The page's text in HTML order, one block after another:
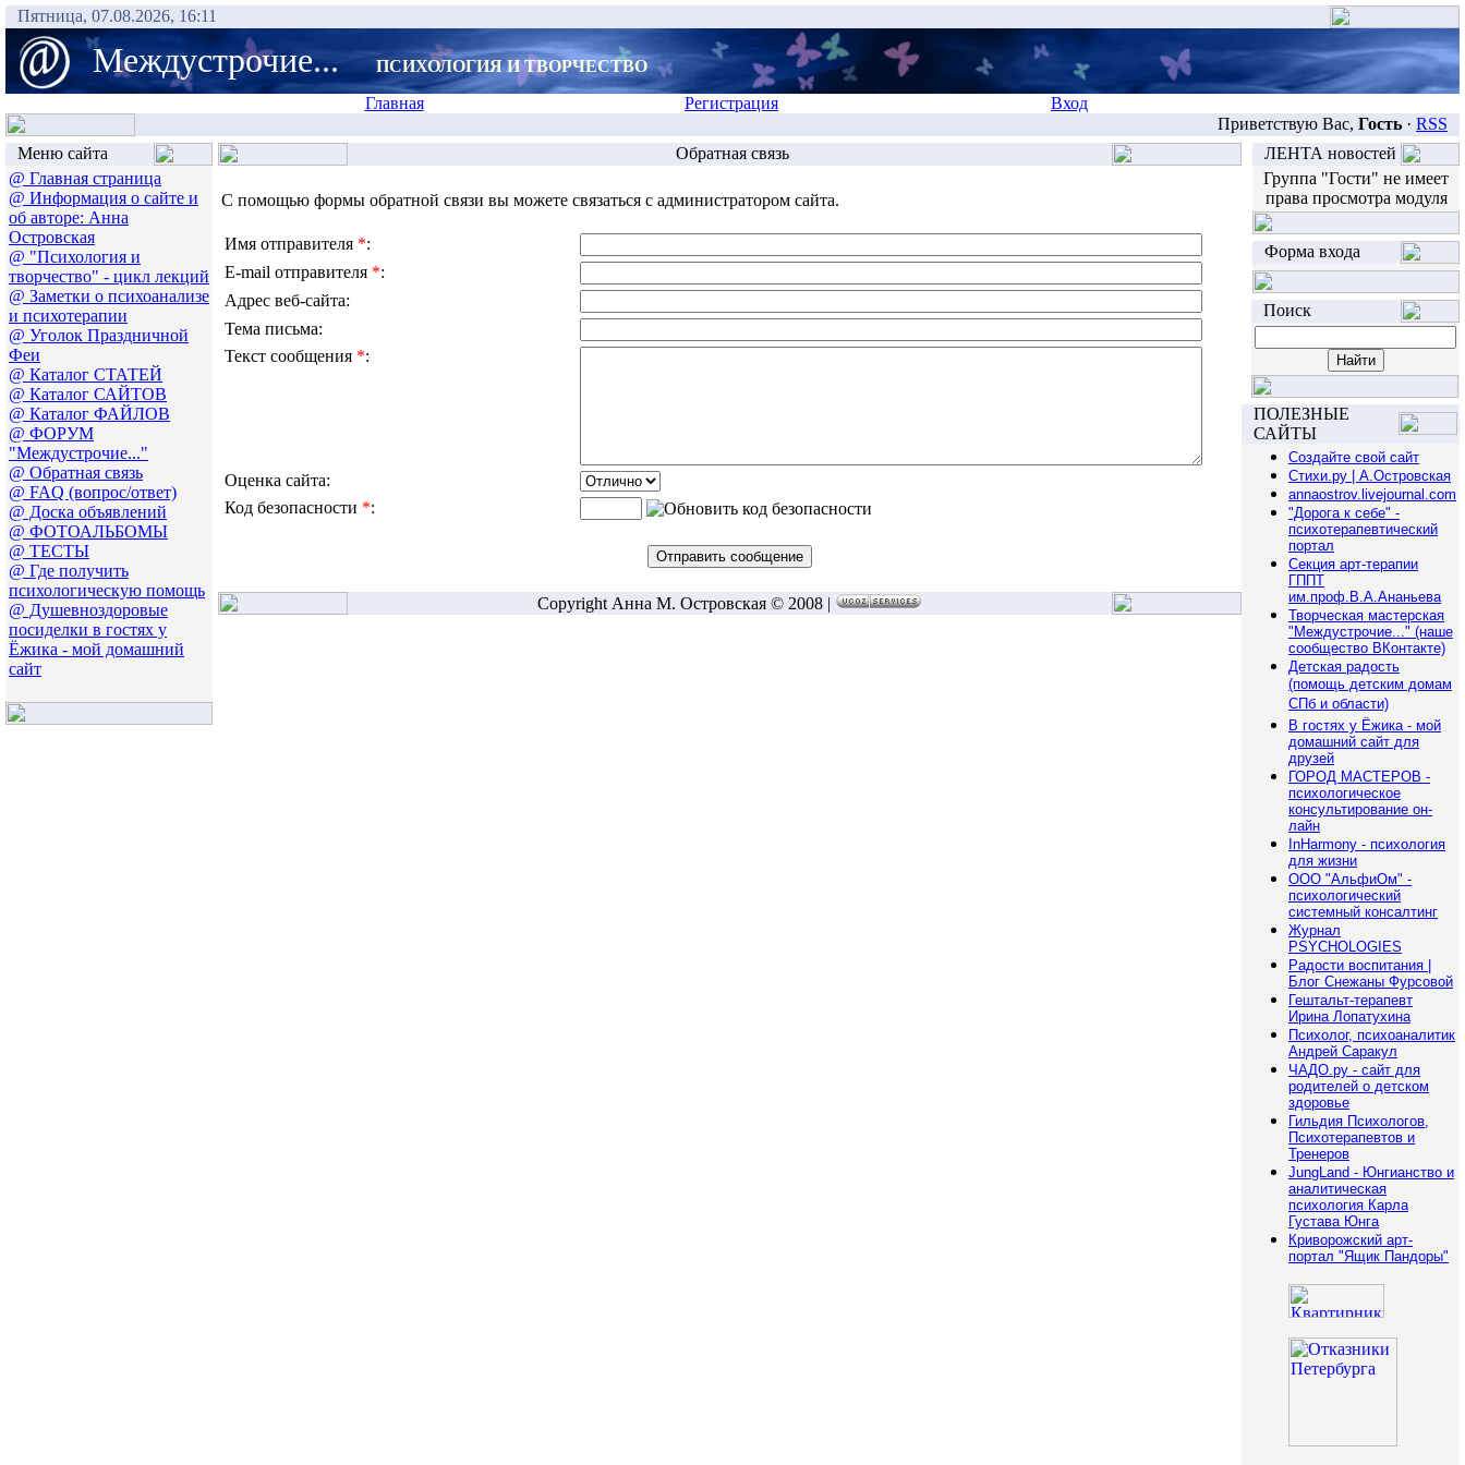
Пятница, 07.08.2026, 16:11
Междустрочие...
ПСИХОЛОГИЯ И ТВОРЧЕСТВО
Главная
Регистрация
Вход
Приветствую Вас, Гость · RSS
Меню сайта
@ Главная страница
@ Информация о сайте и
об авторе: Анна
Островская
@ "Психология и
творчество" - цикл лекций
@ Заметки о психоанализе
и психотерапии
@ Уголок Праздничной
Феи
@ Каталог СТАТЕЙ
@ Каталог САЙТОВ
@ Каталог ФАЙЛОВ
@ ФОРУМ
"Междустрочие..."
@ Обратная связь
@ FAQ (вопрос/ответ)
@ Доска объявлений
@ ФОТОАЛЬБОМЫ
@ ТЕСТЫ
@ Где получить
психологическую помощь
@ Душевноздоровые
посиделки в гостях у
Ёжика - мой домашний
сайт
Обратная связь
С помощью формы обратной связи вы можете связаться с администратором сайта.
Имя отправителя *:
E-mail отправителя *:
Адрес веб-сайта:
Тема письма:
Текст сообщения *:
Оценка сайта:
Код безопасности *:
Copyright Анна М. Островская © 2008 |
ЛЕНТА новостей
Группа "Гости" не имеет
права просмотра модуля
Форма входа
Поиск
ПОЛЕЗНЫЕ
САЙТЫ
Создайте свой сайт
Стихи.ру | А.Островская
annaostrov.livejournal.com
"Дорога к себе" -
психотерапевтический
портал
Секция арт-терапии
ГППТ
им.проф.В.А.Ананьева
Творческая мастерская
"Междустрочие..." (наше
сообщество ВКонтакте)
Детская радость
(помощь детским домам
СПб и области)
В гостях у Ёжика - мой
домашний сайт для
друзей
ГОРОД МАСТЕРОВ -
психологическое
консультирование он-
лайн
InHarmony - психология
для жизни
ООО "АльфиОм" -
психологический
системный консалтинг
Журнал
PSYCHOLOGIES
Радости воспитания |
Блог Снежаны Фурсовой
Гештальт-терапевт
Ирина Лопатухина
Психолог, психоаналитик
Андрей Саракул
ЧАДО.ру - сайт для
родителей о детском
здоровье
Гильдия Психологов,
Психотерапевтов и
Тренеров
JungLand - Юнгианство и
аналитическая
психология Карла
Густава Юнга
Криворожский арт-
портал "Ящик Пандоры"